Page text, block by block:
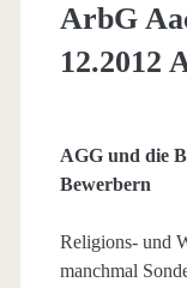
ArbG
12.2012
AGG und die
Bewerbern
Religions- und
manchmal